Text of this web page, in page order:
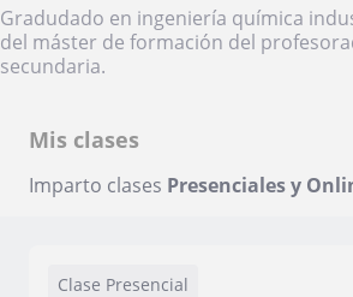
Gradudado en ingeniería química
del máster de formación del
secundaria.
Mis clases
Imparto clases Presenciales y
Clase Presencial